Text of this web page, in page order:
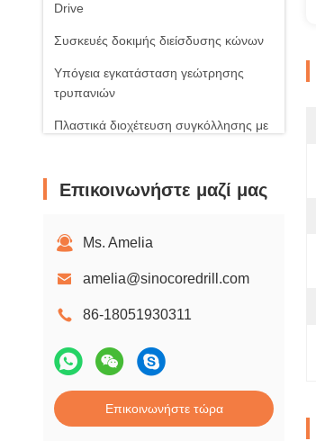
Drive
Συσκευές δοκιμής διείσδυσης κώνων
Υπόγεια εγκατάσταση γεώτρησης
τρυπανιών
Πλαστικά διοχέτευση συγκόλλησης με
Επικοινωνήστε μαζί μας
Ms. Amelia
amelia@sinocoredrill.com
86-18051930311
Επικοινωνήστε τώρα